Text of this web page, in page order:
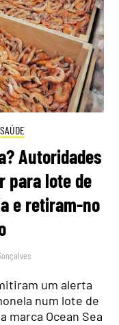
SAÚDE
Autoridades
para lote de
e retiram-no
um alerta
num lote de
marca Ocean Sea